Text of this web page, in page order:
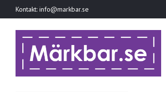
Kontakt: info@markbar.se